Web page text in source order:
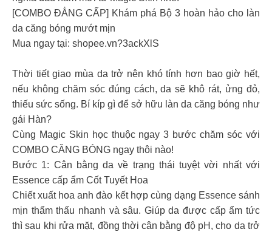
[COMBO ĐẲNG CẤP] Khám phá Bộ 3 hoàn hảo cho làn
da căng bóng mướt mịn
Mua ngay tại: shopee.vn?3ackXlS
Thời tiết giao mùa da trở nên khó tính hơn bao giờ hết,
nếu không chăm sóc đúng cách, da sẽ khô rát, ửng đỏ,
thiếu sức sống. Bí kíp gì để sở hữu làn da căng bóng như
gái Hàn?
Cùng Magic Skin học thuộc ngay 3 bước chăm sóc với
COMBO CĂNG BÓNG ngay thôi nào!
Bước 1: Cân bằng da về trạng thái tuyệt vời nhất với
Essence cấp ẩm Cốt Tuyết Hoa
Chiết xuất hoa anh đào kết hợp cùng dạng Essence sánh
mịn thẩm thấu nhanh và sâu. Giúp da được cấp ẩm tức
thì sau khi rửa mặt, đồng thời cân bằng độ pH, cho da trở